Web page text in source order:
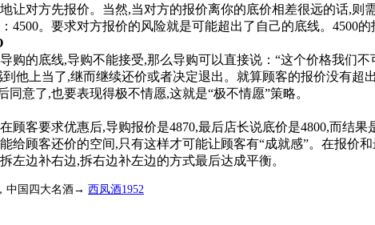
对方先报价。当然,当对方的报价离你的底价相差很远的话,则
4500。要求对方报价的风险就是可能超出了自己的底线。4500
的底线,导购不能接受,那么导购可以直接说：“这个价格我们
他上当了,继而继续还价或者决定退出。就算顾客的报价没有
意了,也要表现得极不情愿,这就是“极不情愿”策略。
客要求优惠后,导购报价是4870,最后店长说底价是4800,而结果
给顾客还价的空间,只有这样才可能让顾客有“成就感”。在报
左边补右边,拆右边补左边的方式最后达成平衡。
中国四大名酒→ 西凤酒1952